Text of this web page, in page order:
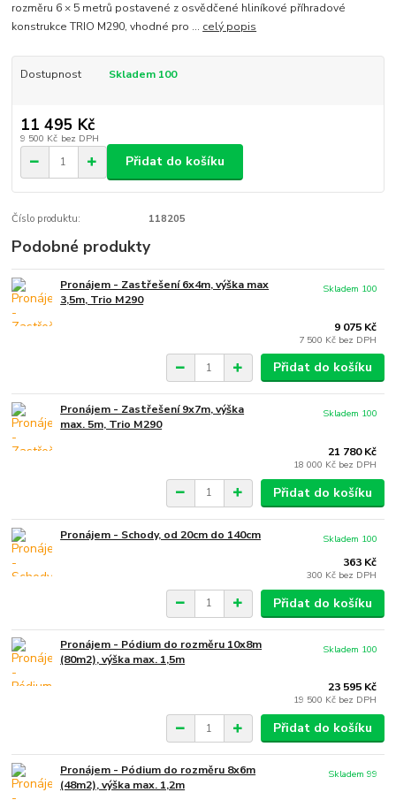
rozměru 6 × 5 metrů postavené z osvědčené hliníkové příhradové
konstrukce TRIO M290, vhodné pro ... celý popis
Dostupnost Skladem 100
11 495 Kč
9 500 Kč bez DPH
Přidat do košíku
Číslo produktu: 118205
Podobné produkty
Pronájem - Zastřešení 6x4m, výška max
3,5m, Trio M290
9 075 Kč
7 500 Kč bez DPH
Skladem 100
Přidat do košíku
Pronájem - Zastřešení 9x7m, výška
max. 5m, Trio M290
21 780 Kč
18 000 Kč bez DPH
Skladem 100
Přidat do košíku
Pronájem - Schody, od 20cm do 140cm
363 Kč
300 Kč bez DPH
Skladem 100
Přidat do košíku
Pronájem - Pódium do rozměru 10x8m
(80m2), výška max. 1,5m
23 595 Kč
19 500 Kč bez DPH
Skladem 100
Přidat do košíku
Pronájem - Pódium do rozměru 8x6m
(48m2), výška max. 1,2m
Skladem 99